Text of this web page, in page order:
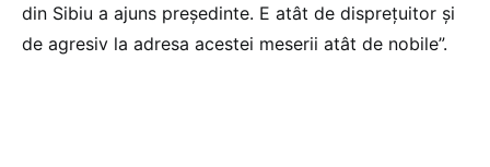
din Sibiu a ajuns președinte. E atât de disprețuitor și
de agresiv la adresa acestei meserii atât de nobile”.